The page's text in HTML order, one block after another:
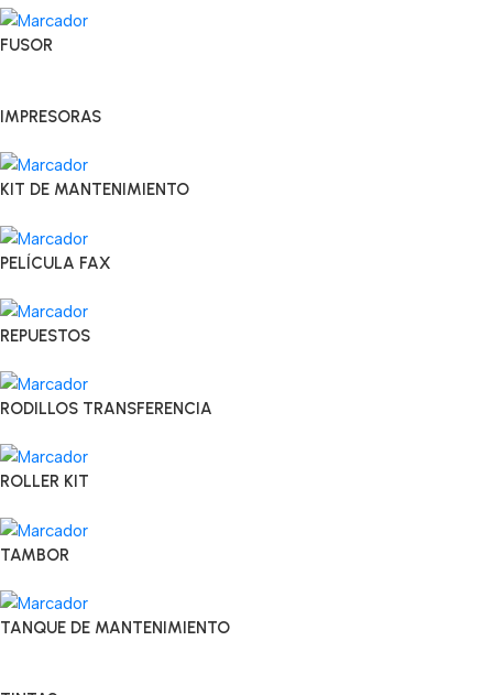
FUSOR
IMPRESORAS
KIT DE MANTENIMIENTO
PELÍCULA FAX
REPUESTOS
RODILLOS TRANSFERENCIA
ROLLER KIT
TAMBOR
TANQUE DE MANTENIMIENTO